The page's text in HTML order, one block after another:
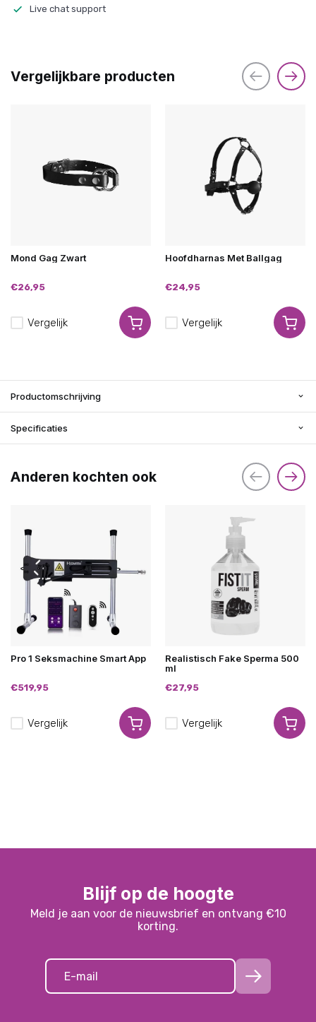
Live chat support
Vergelijkbare producten
Mond Gag Zwart
€26,95
Vergelijk
Hoofdharnas Met Ballgag
€24,95
Vergelijk
Productomschrijving
Specificaties
Anderen kochten ook
Pro 1 Seksmachine Smart App
€519,95
Vergelijk
Realistisch Fake Sperma 500
ml
€27,95
Vergelijk
Blijf op de hoogte
Meld je aan voor de nieuwsbrief en ontvang €10
korting.